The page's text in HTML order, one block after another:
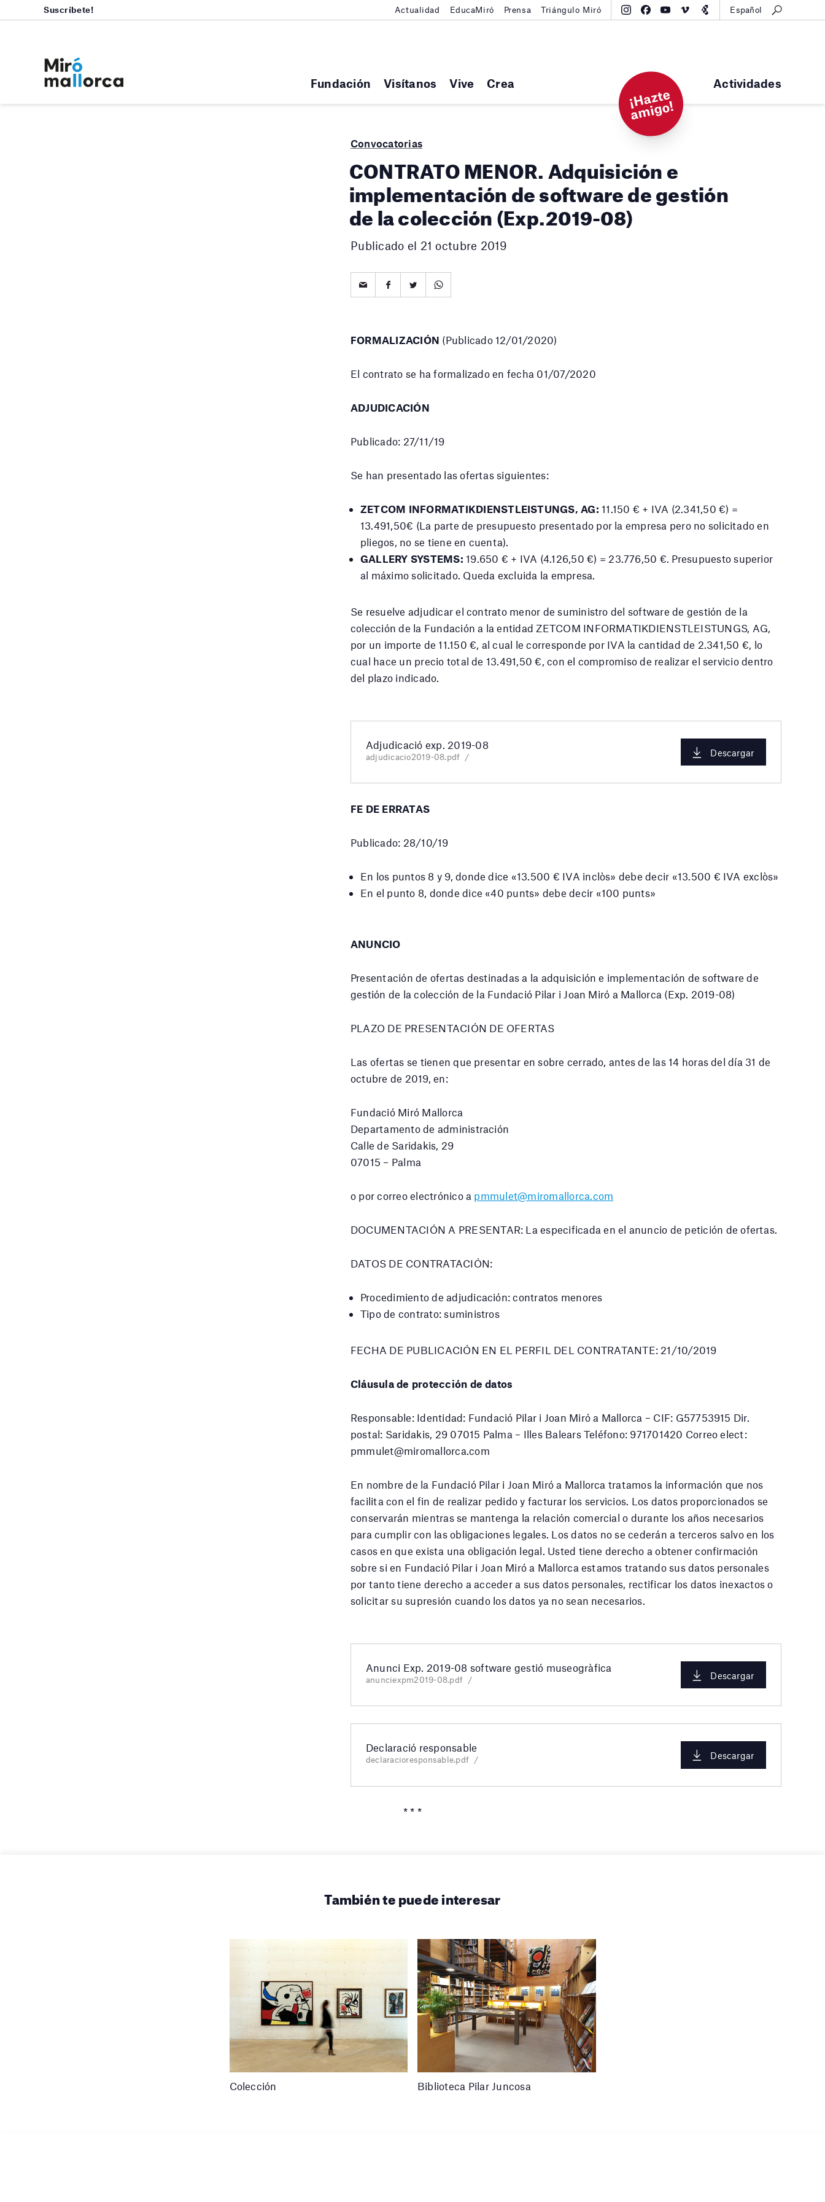
Fundación Visítanos Vive Crea Actividades
Suscríbete! Actualidad EducaMiró Prensa Triángulo Miró Español
¡
H
a
zt
e
a
mi
g
o!
Convocatorias
CONTRATO MENOR. Adquisición e
implementación de software de gestión
de la colección (Exp.2019-08)
Publicado el 21 octubre 2019
FORMALIZACIÓN (Publicado 12/01/2020)
El contrato se ha formalizado en fecha 01/07/2020
ADJUDICACIÓN
Publicado: 27/11/19
Se han presentado las ofertas siguientes:
ZETCOM INFORMATIKDIENSTLEISTUNGS, AG: 11.150 € + IVA (2.341,50 €) =
13.491,50€ (La parte de presupuesto presentado por la empresa pero no solicitado en
pliegos, no se tiene en cuenta).
GALLERY SYSTEMS: 19.650 € + IVA (4.126,50 €) = 23.776,50 €. Presupuesto superior
al máximo solicitado. Queda excluida la empresa.
Se resuelve adjudicar el contrato menor de suministro del software de gestión de la
colección de la Fundación a la entidad ZETCOM INFORMATIKDIENSTLEISTUNGS, AG,
por un importe de 11.150 €, al cual le corresponde por IVA la cantidad de 2.341,50 €, lo
cual hace un precio total de 13.491,50 €, con el compromiso de realizar el servicio dentro
del plazo indicado.
Adjudicació exp. 2019-08
adjudicacio2019-08.pdf Descargar
FE DE ERRATAS
Publicado: 28/10/19
En los puntos 8 y 9, donde dice «13.500 € IVA inclòs» debe decir «13.500 € IVA exclòs»
En el punto 8, donde dice «40 punts» debe decir «100 punts»
ANUNCIO
Presentación de ofertas destinadas a la adquisición e implementación de software de
gestión de la colección de la Fundació Pilar i Joan Miró a Mallorca (Exp. 2019-08)
PLAZO DE PRESENTACIÓN DE OFERTAS
Las ofertas se tienen que presentar en sobre cerrado, antes de las 14 horas del día 31 de
octubre de 2019, en:
Fundació Miró Mallorca
Departamento de administración
Calle de Saridakis, 29
07015 – Palma
o por correo electrónico a pmmulet@miromallorca.com
DOCUMENTACIÓN A PRESENTAR: La especificada en el anuncio de petición de ofertas.
DATOS DE CONTRATACIÓN:
Procedimiento de adjudicación: contratos menores
Tipo de contrato: suministros
FECHA DE PUBLICACIÓN EN EL PERFIL DEL CONTRATANTE: 21/10/2019
Cláusula de protección de datos
Responsable: Identidad: Fundació Pilar i Joan Miró a Mallorca – CIF: G57753915 Dir.
postal: Saridakis, 29 07015 Palma – Illes Balears Teléfono: 971701420 Correo elect:
pmmulet@miromallorca.com
En nombre de la Fundació Pilar i Joan Miró a Mallorca tratamos la información que nos
facilita con el fin de realizar pedido y facturar los servicios. Los datos proporcionados se
conservarán mientras se mantenga la relación comercial o durante los años necesarios
para cumplir con las obligaciones legales. Los datos no se cederán a terceros salvo en los
casos en que exista una obligación legal. Usted tiene derecho a obtener confirmación
sobre si en Fundació Pilar i Joan Miró a Mallorca estamos tratando sus datos personales
por tanto tiene derecho a acceder a sus datos personales, rectificar los datos inexactos o
solicitar su supresión cuando los datos ya no sean necesarios.
Anunci Exp. 2019-08 software gestió museogràfica
anunciexpm2019-08.pdf Descargar
Declaració responsable
declaracioresponsable.pdf Descargar
* * *
También te puede interesar
Colección Biblioteca Pilar Juncosa